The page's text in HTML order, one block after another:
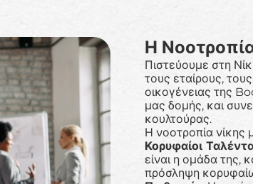
Η
Πιστεύουμε στη
τους εταίρους,
οικογένειας της
μας δομής, και
κουλτούρας.
Η νοοτροπία νίκης
Κορυφαίοι
είναι η ομάδα της,
πρόσληψη